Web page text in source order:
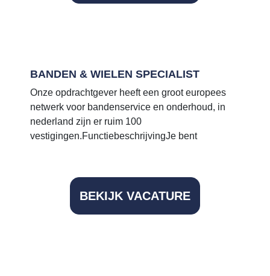
BANDEN & WIELEN SPECIALIST
Onze opdrachtgever heeft een groot europees
netwerk voor bandenservice en onderhoud, in
nederland zijn er ruim 100
vestigingen.FunctiebeschrijvingJe bent
BEKIJK VACATURE